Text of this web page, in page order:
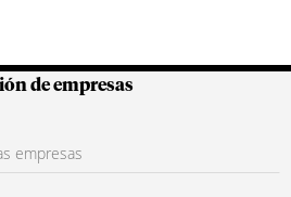
Colombianas
de empresas